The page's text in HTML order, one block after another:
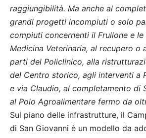
raggiungibilità. Ma anche al
grandi progetti incompiuti o solo
compiuti concernenti il Frullone e
Medicina Veterinaria, al recupero o
parti del Policlinico, alla
del Centro storico, agli interventi a
e via Claudio, al completamento di
al Polo Agroalimentare fermo da
Sul piano delle infrastrutture, il
di San Giovanni è un modello da